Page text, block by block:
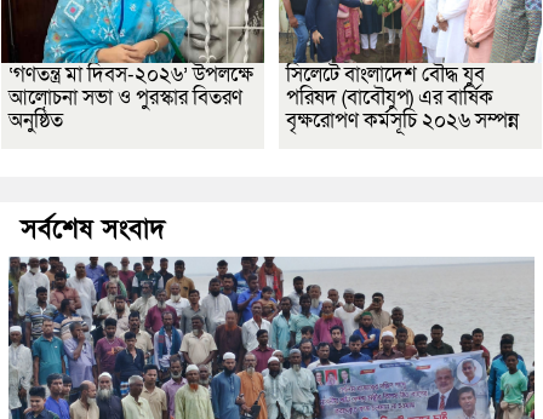
‘গণতন্ত্র মা দিবস-২০২৬’ উপলক্ষে
আলোচনা সভা ও পুরস্কার বিতরণ
অনুষ্ঠিত
সিলেটে বাংলাদেশ বৌদ্ধ যুব
পরিষদ (বাবৌযুপ) এর বার্ষিক
বৃক্ষরোপণ কর্মসূচি ২০২৬ সম্পন্ন
সর্বশেষ সংবাদ